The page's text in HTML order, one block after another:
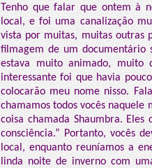
Tenho que falar que ontem à
local, e foi uma canalização
vista por muitas, muitas outras
filmagem de um documentário
estava muito animado, muito
interessante foi que havia
colocarão meu nome nisso.
chamamos todos vocês naquele
coisa chamada Shaumbra.
consciência.” Portanto, vocês
local, enquanto reuníamos a
linda noite de inverno com